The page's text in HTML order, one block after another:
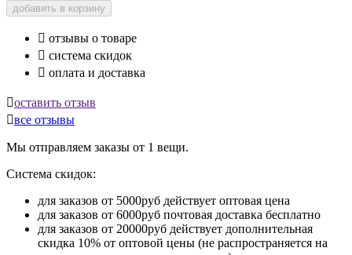
добавить в корзину
 отзывы о товаре
 система скидок
 оплата и доставка
оставить отзыв
все отзывы
Мы отправляем заказы от 1 вещи.
Система скидок:
для заказов от 5000руб действует оптовая цена
для заказов от 6000руб почтовая доставка бесплатно
для заказов от 20000руб действует дополнительная
скидка 10% от оптовой цены (не распространяется на